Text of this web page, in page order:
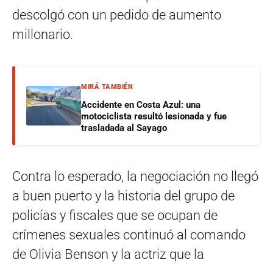
descolgó con un pedido de aumento
millonario.
MIRÁ TAMBIÉN
Accidente en Costa Azul: una
motociclista resultó lesionada y fue
trasladada al Sayago
Contra lo esperado, la negociación no llegó
a buen puerto y la historia del grupo de
policías y fiscales que se ocupan de
crímenes sexuales continuó al comando
de Olivia Benson y la actriz que la